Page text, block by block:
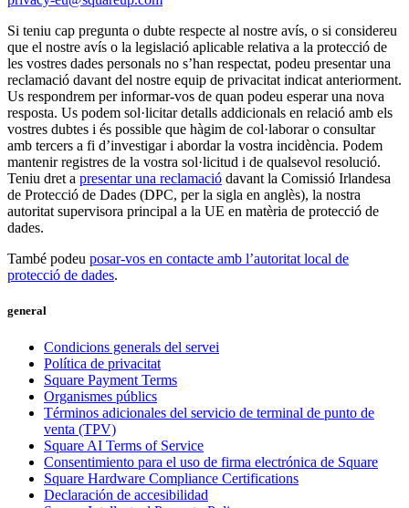
Si teniu cap pregunta o dubte respecte al nostre avís, o si considereu
que el nostre avís o la legislació aplicable relativa a la protecció de
les vostres dades personals no s’han respectat, podeu presentar una
reclamació davant del nostre equip de privacitat indicat anteriorment.
Us respondrem per informar-vos de quan podeu esperar una nova
resposta. Us podem sol·licitar detalls addicionals en relació amb els
vostres dubtes i és possible que hàgim de col·laborar o consultar
amb tercers a fi d’investigar i abordar la vostra incidència. Podem
mantenir registres de la vostra sol·licitud i de qualsevol resolució.
Teniu dret a presentar una reclamació davant la Comissió Irlandesa
de Protecció de Dades (DPC, per la sigla en anglès), la nostra
autoritat supervisora principal a la UE en matèria de protecció de
dades.
També podeu posar-vos en contacte amb l’autoritat local de
protecció de dades.
general
Condicions generals del servei
Política de privacitat
Square Payment Terms
Organismes públics
Términos adicionales del servicio de terminal de punto de
venta (TPV)
Square AI Terms of Service
Consentimiento para el uso de firma electrónica de Square
Square Hardware Compliance Certifications
Declaración de accesibilidad